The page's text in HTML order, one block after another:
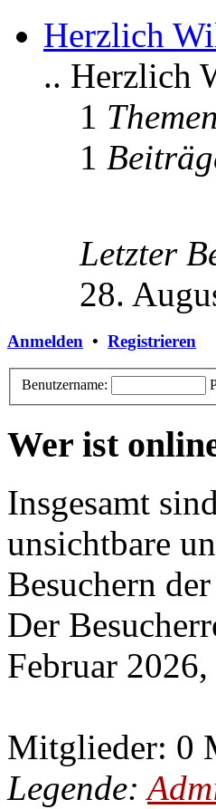
Herzlich
.. Herzlich
1 Themen
1
Letzter
28.
Anmelden • Registrieren
Benutzername:
Wer ist
Insgesamt sind
unsichtbare
Besuchern
Der
Februar
Mitglieder: 0
Legende: